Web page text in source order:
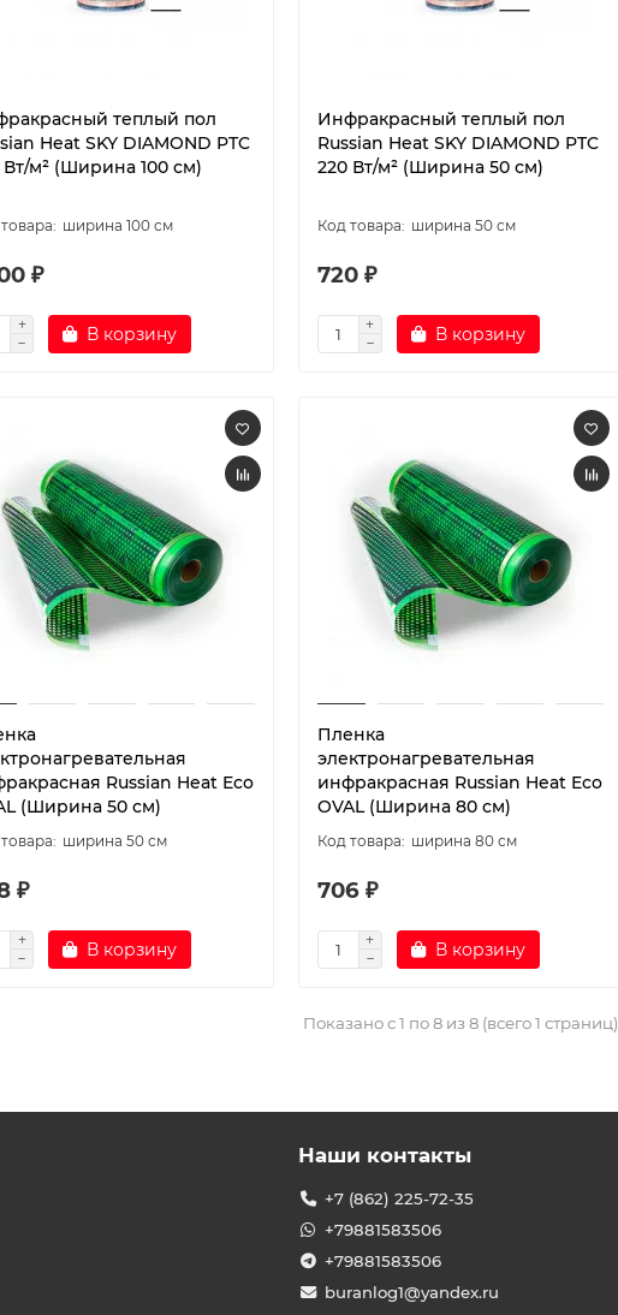
теплый пол
Heat SKY DIAMOND PTC
Вт/м² (Ширина 100 см)
ширина 100 см
₽
В корзину
Инфракрасный теплый пол
Russian Heat SKY DIAMOND PTC
220 Вт/м² (Ширина 50 см)
ширина 50 см
720 ₽
В корзину
Russian Heat Eco
(Ширина 50 см)
ширина 50 см
₽
В корзину
Пленка
электронагревательная
инфракрасная Russian Heat Eco
OVAL (Ширина 80 см)
ширина 80 см
706 ₽
В корзину
Показано с 1 по 8 из 8 (всего 1 страниц)
Наши контакты
+7 (862) 225-72-35
+79881583506
+79881583506
buranlog1@yandex.ru